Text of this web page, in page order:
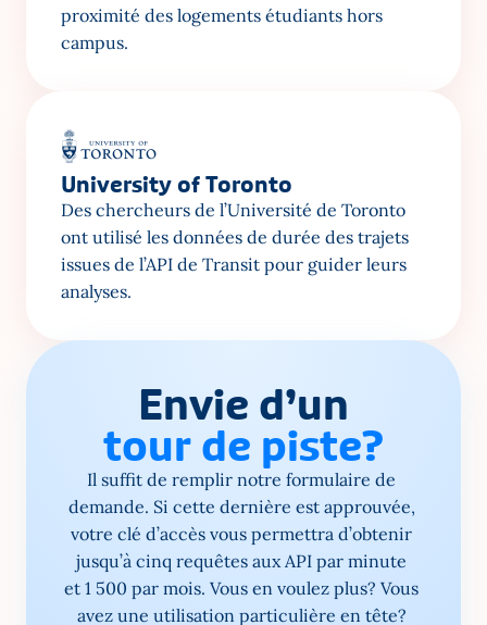
proximité des logements étudiants hors
campus.
University of Toronto
Des chercheurs de l’Université de Toronto
ont utilisé les données de durée des trajets
issues de l’API de Transit pour guider leurs
analyses.
Envie d’un
tour de piste?
Il suffit de remplir notre formulaire de
demande. Si cette dernière est approuvée,
votre clé d’accès vous permettra d’obtenir
jusqu’à cinq requêtes aux API par minute
et 1 500 par mois. Vous en voulez plus? Vous
avez une utilisation particulière en tête?